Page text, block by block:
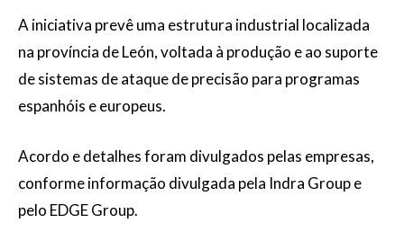
A iniciativa prevê uma estrutura industrial localizada
na província de León, voltada à produção e ao suporte
de sistemas de ataque de precisão para programas
espanhóis e europeus.
Acordo e detalhes foram divulgados pelas empresas,
conforme informação divulgada pela Indra Group e
pelo EDGE Group.